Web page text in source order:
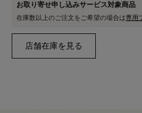
お取り寄せ申し込みサービス対象商品
在庫数以上のご注文をご希望の場合は専用